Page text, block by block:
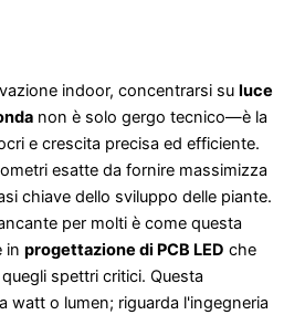
indoor, concentrarsi su luce
non è solo gergo tecnico—è la
e crescita precisa ed efficiente.
esatte da fornire massimizza
chiave dello sviluppo delle piante.
per molti è come questa
in progettazione di PCB LED che
spettri critici. Questa
watt o lumen; riguarda l'ingegneria